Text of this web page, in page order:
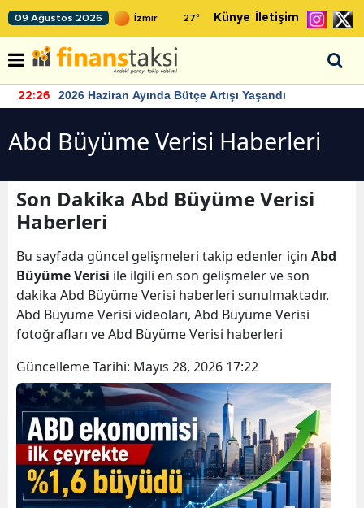
09 Ağustos 2026 27° Künye İletişim
22:26 2026 Haziran Ayında Bütçe Artışı Yaşandı
Abd Büyüme Verisi Haberleri
Son Dakika Abd Büyüme Verisi
Haberleri
Bu sayfada güncel gelişmeleri takip edenler için Abd
Büyüme Verisi ile ilgili en son gelişmeler ve son
dakika Abd Büyüme Verisi haberleri sunulmaktadır.
Abd Büyüme Verisi videoları, Abd Büyüme Verisi
fotoğrafları ve Abd Büyüme Verisi haberleri
Güncelleme Tarihi: Mayıs 28, 2026 17:22